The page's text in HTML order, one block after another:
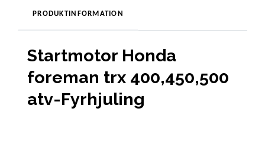
PRODUKTINFORMATION
Startmotor Honda
foreman trx 400,450,500
atv-Fyrhjuling